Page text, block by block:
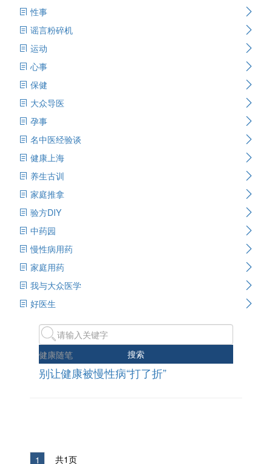
性事
谣言粉碎机
运动
心事
保健
大众导医
孕事
名中医经验谈
健康上海
养生古训
家庭推拿
验方DIY
中药园
慢性病用药
家庭用药
我与大众医学
好医生
搜索
健康随笔
别让健康被慢性病“打了折”
1 共1页